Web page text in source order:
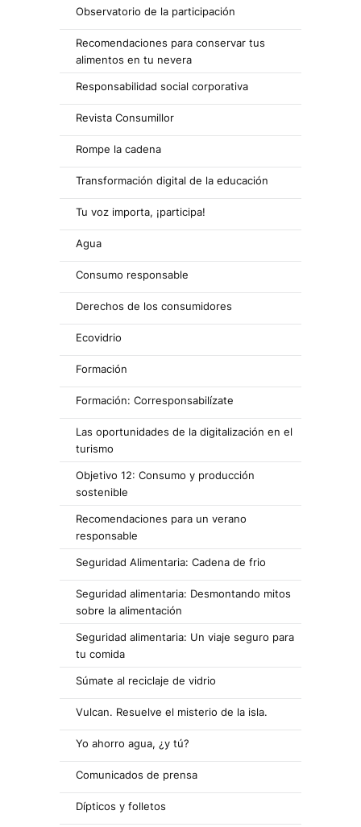
Observatorio de la participación
Recomendaciones para conservar tus
alimentos en tu nevera
Responsabilidad social corporativa
Revista Consumillor
Rompe la cadena
Transformación digital de la educación
Tu voz importa, ¡participa!
Agua
Consumo responsable
Derechos de los consumidores
Ecovidrio
Formación
Formación: Corresponsabilízate
Las oportunidades de la digitalización en el
turismo
Objetivo 12: Consumo y producción
sostenible
Recomendaciones para un verano
responsable
Seguridad Alimentaria: Cadena de frio
Seguridad alimentaria: Desmontando mitos
sobre la alimentación
Seguridad alimentaria: Un viaje seguro para
tu comida
Súmate al reciclaje de vidrio
Vulcan. Resuelve el misterio de la isla.
Yo ahorro agua, ¿y tú?
Comunicados de prensa
Dípticos y folletos